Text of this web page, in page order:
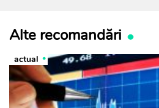
Alte recomandări
actual